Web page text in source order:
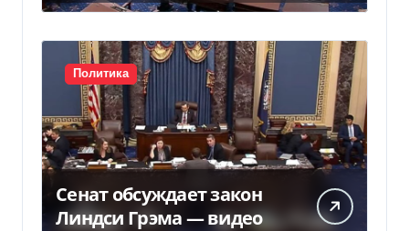
Политика
Сенат обсуждает закон
Линдси Грэма — видео